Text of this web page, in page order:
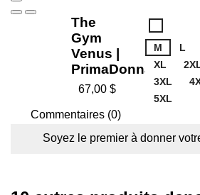
The
Gym
Venus |
PrimaDonna...
67,00 $
Gym
Venus
M
L
XL
3XL
5XL
Commentaires (0)
Soyez le premier à donner